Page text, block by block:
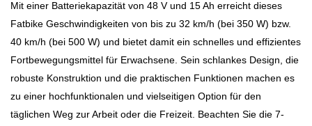
Mit einer Batteriekapazität von 48 V und 15 Ah erreicht dieses
Fatbike Geschwindigkeiten von bis zu 32 km/h (bei 350 W) bzw.
40 km/h (bei 500 W) und bietet damit ein schnelles und effizientes
Fortbewegungsmittel für Erwachsene. Sein schlankes Design, die
robuste Konstruktion und die praktischen Funktionen machen es
zu einer hochfunktionalen und vielseitigen Option für den
täglichen Weg zur Arbeit oder die Freizeit. Beachten Sie die 7-